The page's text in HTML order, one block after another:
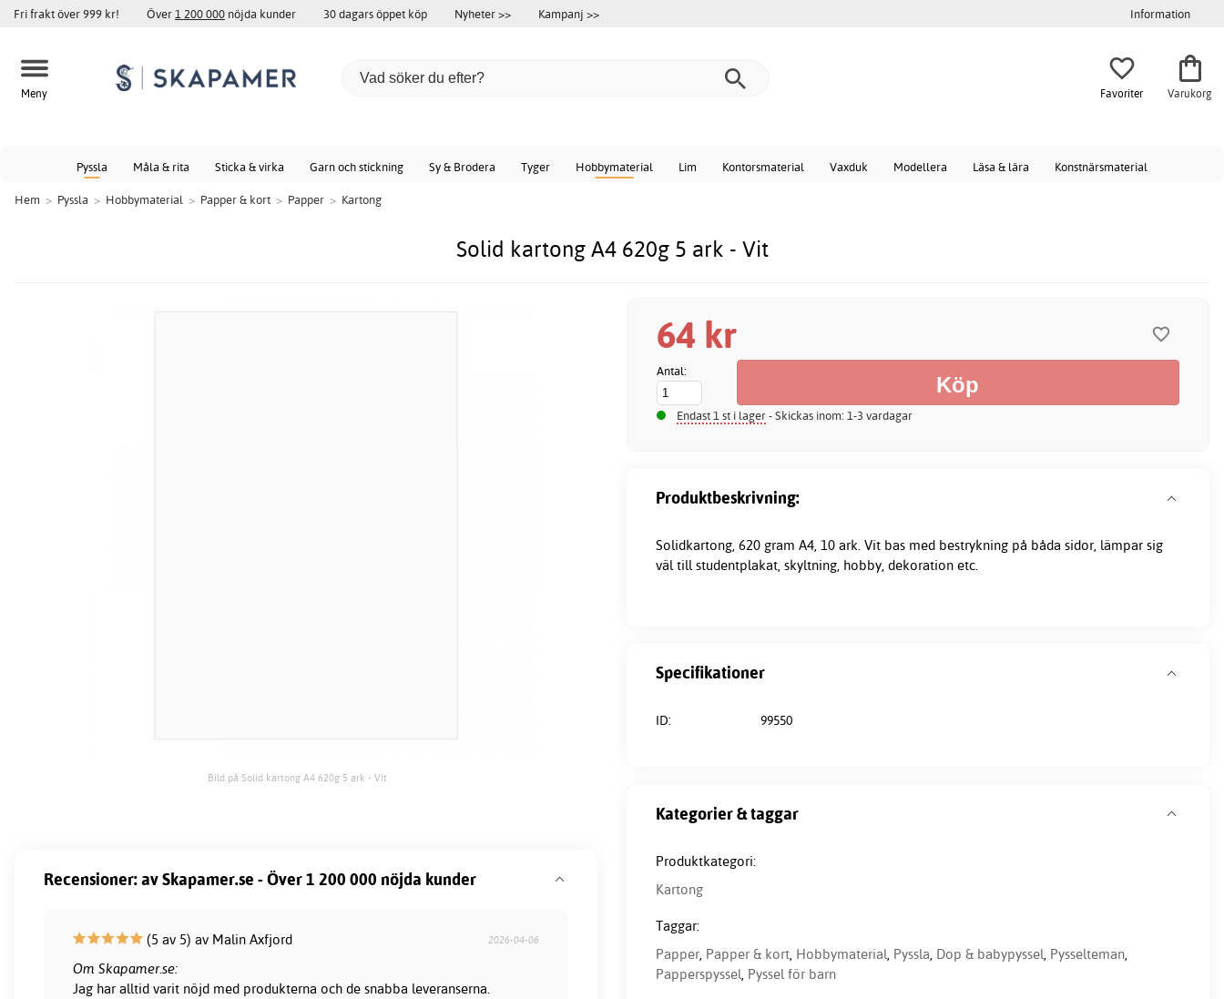
Fri frakt över 999 kr! Över1 200 000 nöjda kunder 30 dagars öppet köp Nyheter >> Kampanj >> Information
Meny Favoriter Varukorg
Pyssla Måla & rita Sticka & virka Garn och stickning Sy & Brodera Tyger Hobbymaterial Lim Kontorsmaterial Vaxduk Modellera Läsa & lära Konstnärsmaterial
Hem > Pyssla > Hobbymaterial > Papper & kort > Papper > Kartong
Solid kartong A4 620g 5 ark - Vit
Bild på Solid kartong A4 620g 5 ark - Vit
64 kr
Antal:
Endast 1 st i lager- Skickas inom: 1-3 vardagar
Produktbeskrivning:
Solidkartong, 620 gram A4, 10 ark. Vit bas med bestrykning på båda sidor, lämpar sig
väl till studentplakat, skyltning, hobby, dekoration etc.
Specifikationer
ID: 99550
Kategorier & taggar
Produktkategori:
Kartong
Taggar:
Papper, Papper & kort, Hobbymaterial, Pyssla, Dop & babypyssel, Pysselteman,
Papperspyssel, Pyssel för barn
Recensioner: av Skapamer.se - Över 1 200 000 nöjda kunder
(5 av 5) av Malin Axfjord 2026-04-06
Om Skapamer.se:
Jag har alltid varit nöjd med produkterna och de snabba leveranserna.